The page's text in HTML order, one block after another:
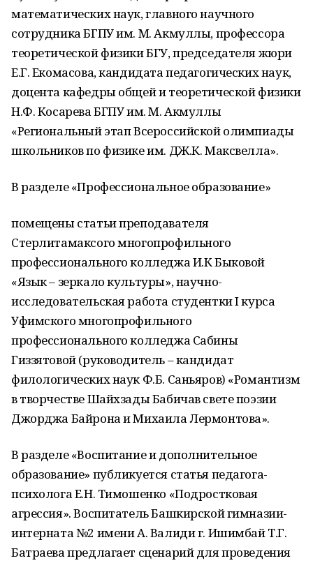
математических наук, главного научного
сотрудника БГПУ им. М. Акмуллы, профессора
теоретической физики БГУ, председателя жюри
Е.Г. Екомасова, кандидата педагогических наук,
доцента кафедры общей и теоретической физики
Н.Ф. Косарева БГПУ им. М. Акмуллы
«Региональный этап Всероссийской олимпиады
школьников по физике им. ДЖ.К. Максвелла».
В разделе «Профессиональное образование»
помещены статьи преподавателя
Стерлитамаксого многопрофильного
профессионального колледжа И.К Быковой
«Язык – зеркало культуры», научно-
исследовательская работа студентки I курса
Уфимского многопрофильного
профессионального колледжа Сабины
Гиззятовой (руководитель – кандидат
филологических наук Ф.Б. Саньяров) «Романтизм
в творчестве Шайхзады Бабичав свете поэзии
Джорджа Байрона и Михаила Лермонтова».
В разделе «Воспитание и дополнительное
образование» публикуется статья педагога-
психолога Е.Н. Тимошенко «Подростковая
агрессия». Воспитатель Башкирской гимназии-
интерната №2 имени А. Валиди г. Ишимбай Т.Г.
Батраева предлагает сценарий для проведения